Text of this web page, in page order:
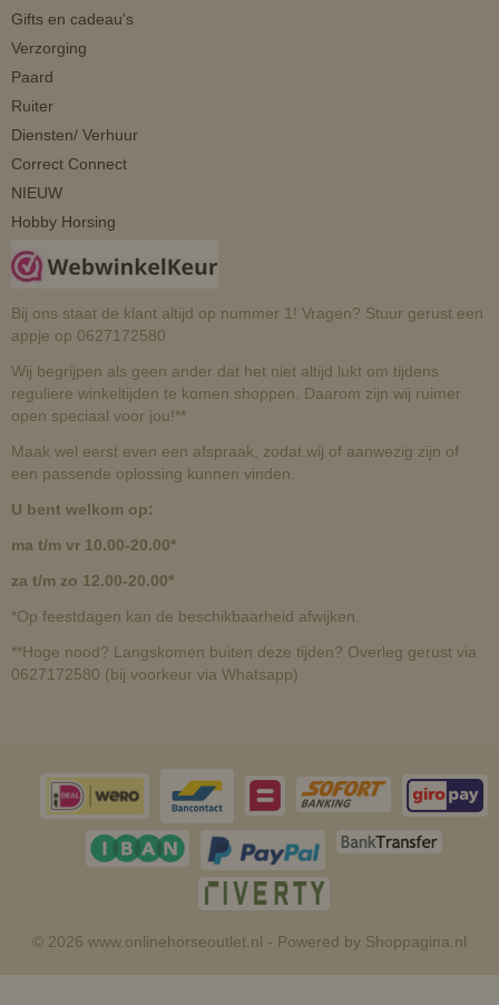
Gifts en cadeau's
Verzorging
Paard
Ruiter
Diensten/ Verhuur
Correct Connect
NIEUW
Hobby Horsing
Bij ons staat de klant altijd op nummer 1! Vragen? Stuur gerust een
appje op 0627172580
Wij begrijpen als geen ander dat het niet altijd lukt om tijdens
reguliere winkeltijden te komen shoppen. Daarom zijn wij ruimer
open speciaal voor jou!**
Maak wel eerst even een afspraak, zodat wij of aanwezig zijn of
een passende oplossing kunnen vinden.
U bent welkom op:
ma t/m vr 10.00-20.00*
za t/m zo 12.00-20.00*
*Op feestdagen kan de beschikbaarheid afwijken.
**Hoge nood? Langskomen buiten deze tijden? Overleg gerust via
0627172580 (bij voorkeur via Whatsapp)
© 2026 www.onlinehorseoutlet.nl - Powered by Shoppagina.nl